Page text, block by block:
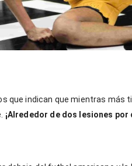
que indican que mientras
¡Alrededor de dos lesiones